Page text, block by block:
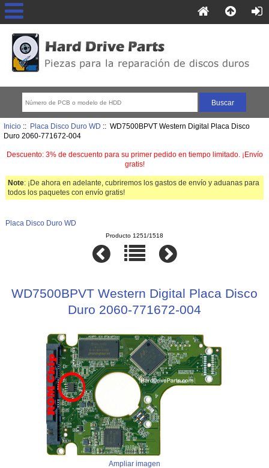
Inicio:: Placa Disco Duro WD :: WD7500BPVT Western Digital Placa Disco
Duro 2060-771672-004
Descuento: 3% de descuento para su primer pedido en tiempo limitado. ¡Envío
gratis!
Note: ¡De ahora en adelante, cubriremos los gastos de envío y aduanas para
todos los paquetes con envío gratis!
Placa Disco Duro WD
Producto 1251/1518
WD7500BPVT Western Digital Placa Disco
Duro 2060-771672-004
Ampliar imagen